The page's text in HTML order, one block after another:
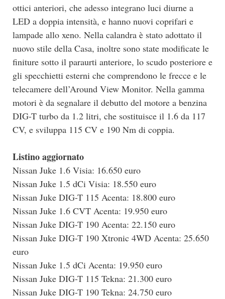
ottici anteriori, che adesso integrano luci diurne a
LED a doppia intensità, e hanno nuovi coprifari e
lampade allo xeno. Nella calandra è stato adottato il
nuovo stile della Casa, inoltre sono state modificate le
finiture sotto il paraurti anteriore, lo scudo posteriore e
gli specchietti esterni che comprendono le frecce e le
telecamere dell’Around View Monitor. Nella gamma
motori è da segnalare il debutto del motore a benzina
DIG-T turbo da 1.2 litri, che sostituisce il 1.6 da 117
CV, e sviluppa 115 CV e 190 Nm di coppia.
Listino aggiornato
Nissan Juke 1.6 Visia: 16.650 euro
Nissan Juke 1.5 dCi Visia: 18.550 euro
Nissan Juke DIG-T 115 Acenta: 18.800 euro
Nissan Juke 1.6 CVT Acenta: 19.950 euro
Nissan Juke DIG-T 190 Acenta: 22.150 euro
Nissan Juke DIG-T 190 Xtronic 4WD Acenta: 25.650
euro
Nissan Juke 1.5 dCi Acenta: 19.950 euro
Nissan Juke DIG-T 115 Tekna: 21.300 euro
Nissan Juke DIG-T 190 Tekna: 24.750 euro